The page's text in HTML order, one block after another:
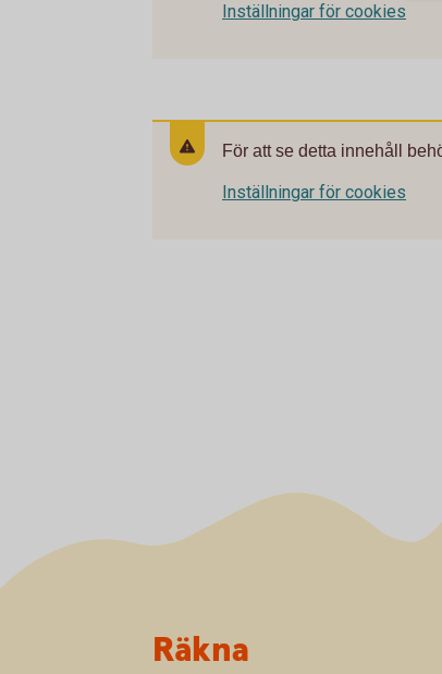
Inställningar för cookies
För att se detta innehåll
Inställningar för cookies
Räkna